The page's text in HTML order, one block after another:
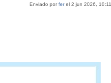
Enviado porferel 2 jun 2026, 10:11